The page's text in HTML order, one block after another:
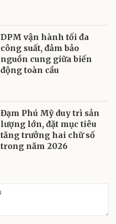
DPM vận hành tối đa
công suất, đảm bảo
nguồn cung giữa biến
động toàn cầu
Đạm Phú Mỹ duy trì sản
lượng lớn, đặt mục tiêu
tăng trưởng hai chữ số
trong năm 2026